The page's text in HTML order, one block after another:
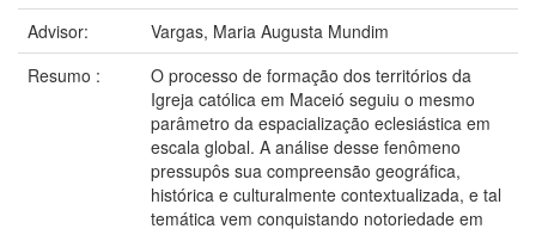
Advisor:
Vargas, Maria Augusta Mundim
Resumo :
O processo de formação dos territórios da
Igreja católica em Maceió seguiu o mesmo
parâmetro da espacialização eclesiástica em
escala global. A análise desse fenômeno
pressupôs sua compreensão geográfica,
histórica e culturalmente contextualizada, e tal
temática vem conquistando notoriedade em